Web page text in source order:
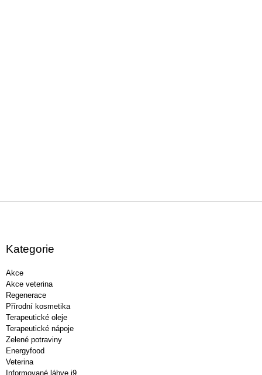
Kategorie
Akce
Akce veterina
Regenerace
Přírodní kosmetika
Terapeutické oleje
Terapeutické nápoje
Zelené potraviny
Energyfood
Veterina
Informované láhve i9